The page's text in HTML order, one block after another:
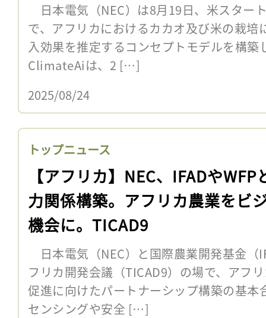
日本電気（NEC）は8月19日、米スター
で、アフリカにおけるカカオ及び米の栽培
入効果を推定するコンセプトモデルを構
ClimateAiは、2 […]
2025/08/24
トップニュース
【アフリカ】NEC、IFADやWFP
力関係構築。アフリカ農業をビ
機会に。TICAD9
日本電気（NEC）と国際農業開発基金（
フリカ開発会議（TICAD9）の場で、アフ
促進に向けたパートナーシップ構築の基本
センシングや安全 […]